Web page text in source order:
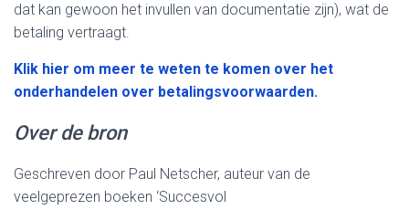
dat kan gewoon het invullen van documentatie zijn), wat de
betaling vertraagt.
Klik hier om meer te weten te komen over het
onderhandelen over betalingsvoorwaarden.
Over de bron
Geschreven door Paul Netscher, auteur van de
veelgeprezen boeken ‘Succesvol